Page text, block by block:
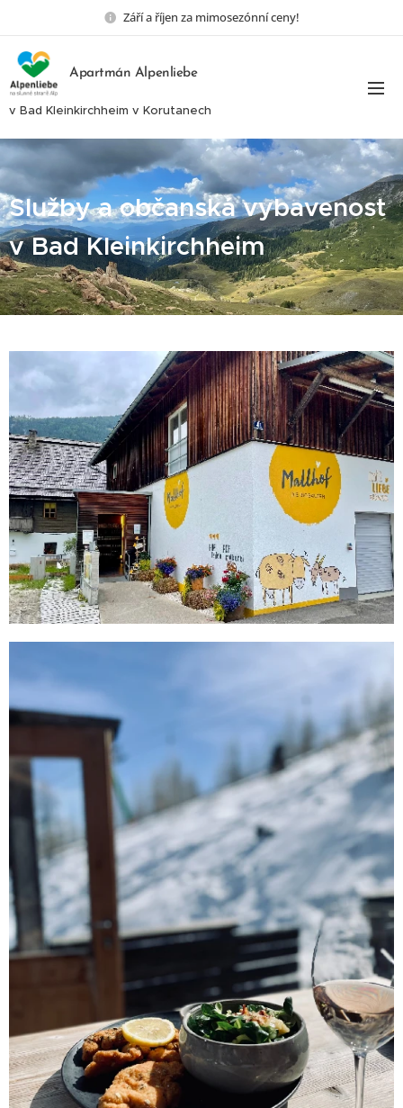
Září a říjen za mimosezónní ceny!
Apartmán Alpenliebe
v Bad Kleinkirchheim v Korutanech
Služby a občanská vybavenost
v Bad Kleinkirchheim